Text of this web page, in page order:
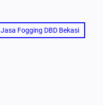
Jasa Fogging DBD Bekasi